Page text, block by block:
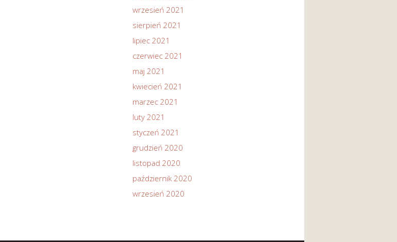
wrzesień 2021
sierpień 2021
lipiec 2021
czerwiec 2021
maj 2021
kwiecień 2021
marzec 2021
luty 2021
styczeń 2021
grudzień 2020
listopad 2020
październik 2020
wrzesień 2020